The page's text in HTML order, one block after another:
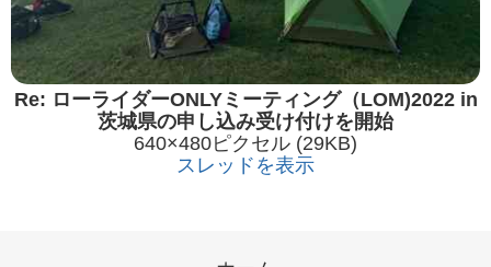
Re: ローライダーONLYミーティング（LOM)2022 in
茨城県の申し込み受け付けを開始
640×480ピクセル (29KB)
スレッドを表示